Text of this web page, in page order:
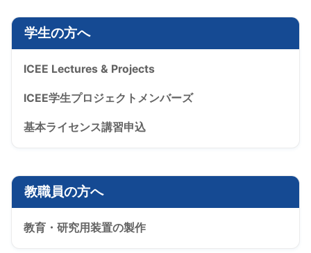
学生の方へ
ICEE Lectures & Projects
ICEE学生プロジェクトメンバーズ
基本ライセンス講習申込
教職員の方へ
教育・研究用装置の製作